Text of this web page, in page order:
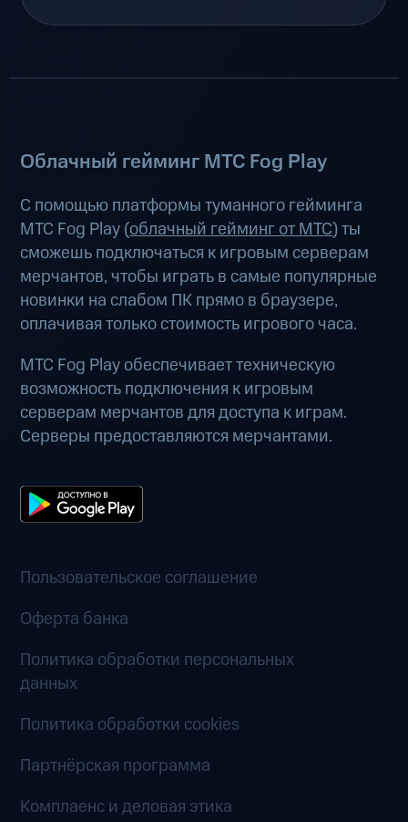
Облачный гейминг МТС Fog Play
С помощью платформы туманного гейминга
МТС Fog Play (облачный гейминг от МТС) ты
сможешь подключаться к игровым серверам
мерчантов, чтобы играть в самые популярные
новинки на слабом ПК прямо в браузере,
оплачивая только стоимость игрового часа.
МТС Fog Play обеспечивает техническую
возможность подключения к игровым
серверам мерчантов для доступа к играм.
Серверы предоставляются мерчантами.
Пользовательское соглашение
Оферта банка
Политика обработки персональных
данных
Политика обработки cookies
Партнёрская программа
Комплаенс и деловая этика